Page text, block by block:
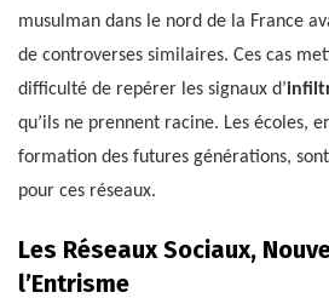
musulman dans le nord de la France
de controverses similaires. Ces cas
difficulté de repérer les signaux d’
qu’ils ne prennent racine. Les écoles,
formation des futures générations,
pour ces réseaux.
Les Réseaux Sociaux,
l’Entrisme